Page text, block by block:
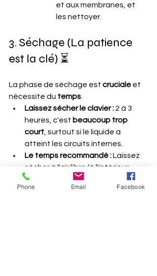
et aux membranes, et
les nettoyer.
3. Séchage (La patience
est la clé) ⏳
La phase de séchage est cruciale et
nécessite du temps
Laissez sécher le clavier : 2 à 3
heures, c'est beaucoup trop
court , surtout si le liquide a
atteint les circuits internes.
Le temps recommandé : Laissez
sécher à l'air libre (à l'intérieur,
dans un endroit sec et chaud)
pendant
au moins 24 à 48 heures.
Phone Email Facebook